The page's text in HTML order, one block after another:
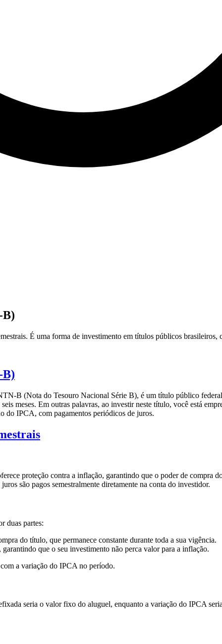
B)
É uma forma de investimento em títulos públicos brasileiros,
B)
B (Nota do Tesouro Nacional Série B), é um título público
meses. Em outras palavras, ao investir neste título, você está
do IPCA, com pagamentos periódicos de juros.
proteção contra a inflação, garantindo que o poder de compra
são pagos semestralmente diretamente na conta do investidor.
duas partes:
do título, que permanece constante durante toda a sua vigência.
que o seu investimento não perca valor para a inflação.
a variação do IPCA no período.
seria o valor fixo do aluguel, enquanto a variação do IPCA